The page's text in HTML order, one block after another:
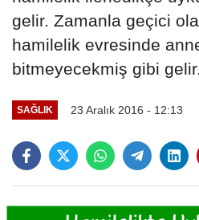
gelir. Zamanla geçici
hamilelik evresinde
bitmeyecekmiş gibi gelir.
SAĞLIK 23 Aralık 2016 - 12:13